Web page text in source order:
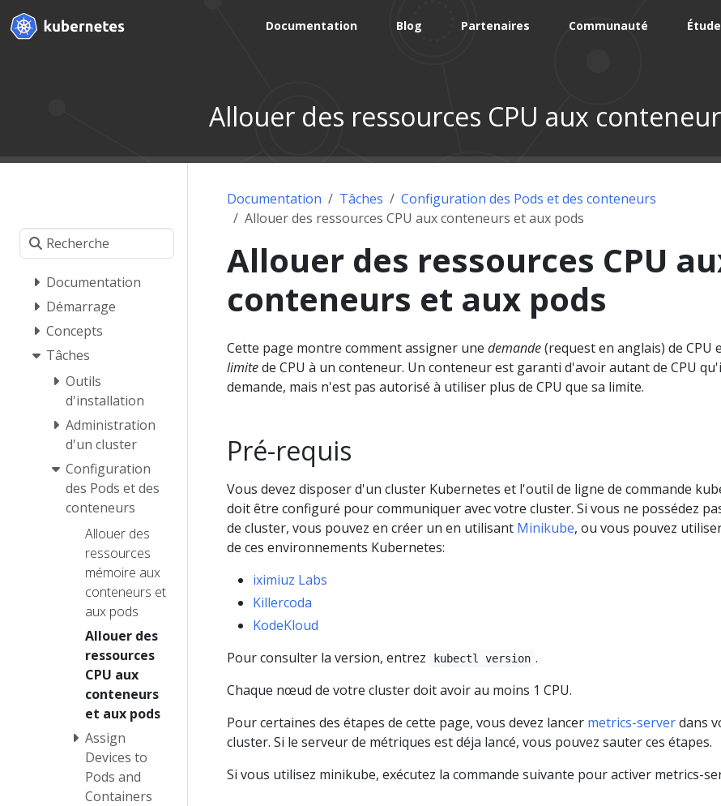
Documentation Blog Partenaires Communauté
Allouer des ressources CPU aux
Documentation
Démarrage
Concepts
Tâches
Outils
d'installation
Administration
d'un cluster
Configuration
des Pods et des
conteneurs
Allouer des
ressources
mémoire aux
conteneurs et
aux pods
Allouer des
ressources
CPU aux
conteneurs
et aux pods
Assign
Devices to
Pods and
Containers
Documentation Tâches
Configuration des Pods et des conteneurs
Allouer des ressources CPU aux conteneurs et aux pods
Allouer des ressources CPU
conteneurs et aux pods
Cette page montre comment assigner une demande(request en anglais) de CPU
limitede CPU à un conteneur. Un conteneur est garanti d'avoir autant de CPU
demande, mais n'est pas autorisé à utiliser plus de CPU que sa limite.
Pré-requis
Vous devez disposer d'un cluster Kubernetes et l'outil de ligne de commande
doit être configuré pour communiquer avec votre cluster. Si vous ne possédez
de cluster, vous pouvez en créer un en utilisant Minikube, ou vous pouvez
de ces environnements Kubernetes:
iximiuz Labs
Killercoda
KodeKloud
Pour consulter la version, entrez
kubectl version .
Chaque nœud de votre cluster doit avoir au moins 1 CPU.
Pour certaines des étapes de cette page, vous devez lancer metrics-serverdans
cluster. Si le serveur de métriques est déja lancé, vous pouvez sauter ces étapes.
Si vous utilisez minikube, exécutez la commande suivante pour activer metrics-